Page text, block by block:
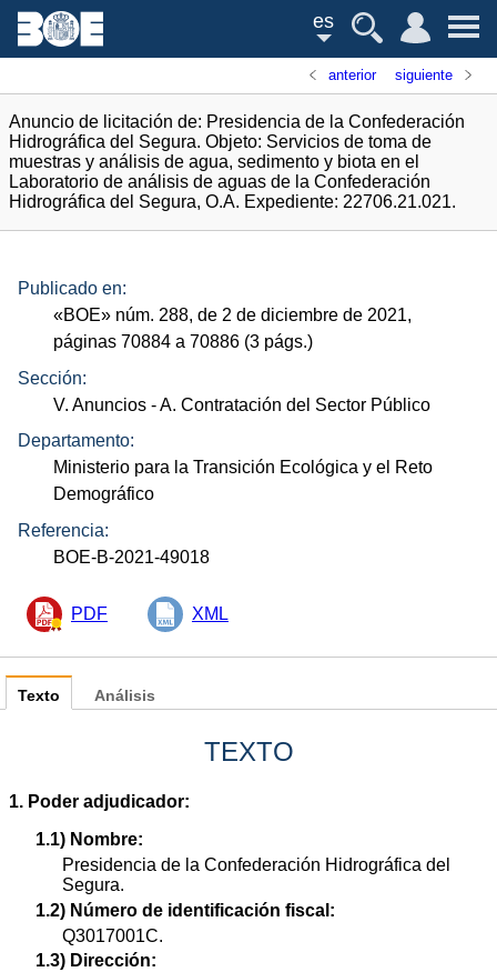
es
anterior siguiente
Anuncio de licitación de: Presidencia de la Confederación
Hidrográfica del Segura. Objeto: Servicios de toma de
muestras y análisis de agua, sedimento y biota en el
Laboratorio de análisis de aguas de la Confederación
Hidrográfica del Segura, O.A. Expediente: 22706.21.021.
Publicado en:
«BOE» núm. 288, de 2 de diciembre de 2021,
páginas 70884 a 70886 (3 págs.)
Sección:
V. Anuncios - A. Contratación del Sector Público
Departamento:
Ministerio para la Transición Ecológica y el Reto
Demográfico
Referencia:
BOE-B-2021-49018
PDF XML
Texto
TEXTO
1. Poder adjudicador:
1.1) Nombre:
Presidencia de la Confederación Hidrográfica del
Segura.
1.2) Número de identificación fiscal:
Q3017001C.
1.3) Dirección:
Análisis